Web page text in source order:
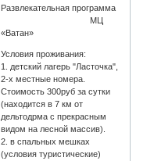
Развлекательная программа
МЦ
«Ватан»
Условия проживания:
1. детский лагерь "Ласточка",
2-х местные номера.
Стоимость 300руб за сутки
(находится в 7 км от
дельтодрма с прекрасным
видом на лесной массив).
2. в спальных мешках
(условия туристические)